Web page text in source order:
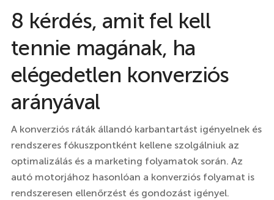
8 kérdés, amit fel kell
tennie magának, ha
elégedetlen konverziós
arányával
A konverziós ráták állandó karbantartást igényelnek és
rendszeres fókuszpontként kellene szolgálniuk az
optimalizálás és a marketing folyamatok során. Az
autó motorjához hasonlóan a konverziós folyamat is
rendszeresen ellenőrzést és gondozást igényel.